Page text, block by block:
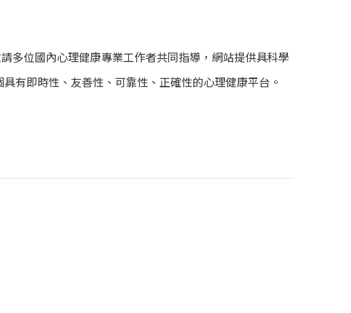
多位國內心理健康專業工作者共同指導，網站提供具科學
有即時性、友善性、可靠性、正確性的心理健康平台。